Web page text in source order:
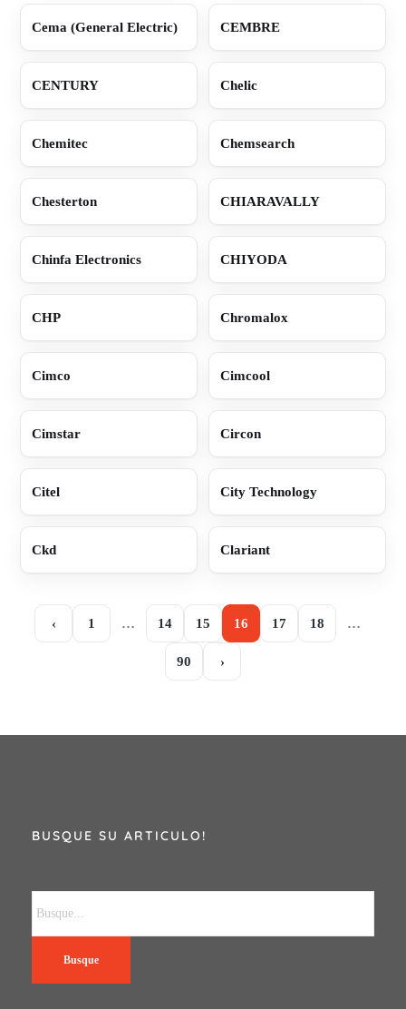
Cema (General Electric) CEMBRE
CENTURY Chelic
Chemitec Chemsearch
Chesterton CHIARAVALLY
Chinfa Electronics CHIYODA
CHP Chromalox
Cimco Cimcool
Cimstar Circon
Citel City Technology
Ckd Clariant
‹ 1 … 14 15 16 17 18 …
90 ›
BUSQUE SU ARTICULO!
Busque